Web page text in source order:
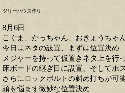
ツリーハウス作り
8月6日
こぐま、かっちゃん、おきょうちゃ
今日はネタの設置、まずは位置決め
メジャーを持って仮置きネタ上を行
床ボードの継ぎ目に設置、そしてホ
さらにロックボルトの斜め打ちが可
頭を悩ます微妙な位置決め